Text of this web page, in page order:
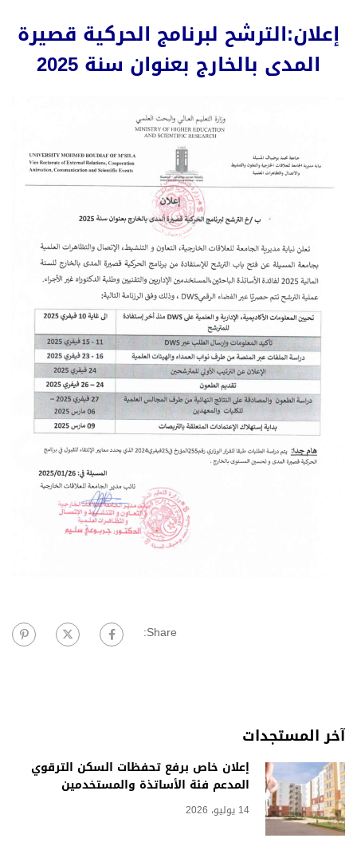
إعلان:الترشح لبرنامج الحركية قصيرة
المدى بالخارج بعنوان سنة 2025
Share:
آخر المستجدات
إعلان خاص برفع تحفظات السكن الترقوي
المدعم فئة الأساتذة والمستخدمين
14 يوليو، 2026